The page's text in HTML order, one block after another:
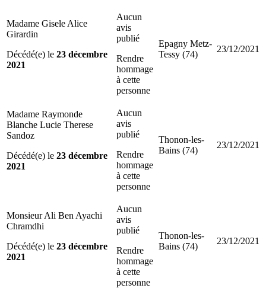
Madame Gisele Alice
Girardin
Décédé(e) le 23 décembre
2021
Aucun
avis
publié
Rendre
hommage
à cette
personne
Epagny Metz-
Tessy (74)
23/12/2021
Madame Raymonde
Blanche Lucie Therese
Sandoz
Décédé(e) le 23 décembre
2021
Aucun
avis
publié
Rendre
hommage
à cette
personne
Thonon-les-
Bains (74)
23/12/2021
Monsieur Ali Ben Ayachi
Chramdhi
Décédé(e) le 23 décembre
2021
Aucun
avis
publié
Rendre
hommage
à cette
personne
Thonon-les-
Bains (74)
23/12/2021